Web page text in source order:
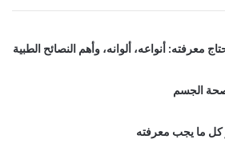
معرفته: أنواعه، ألوانه، وأهم النصائح الطبية
الجسم
ما يجب معرفته